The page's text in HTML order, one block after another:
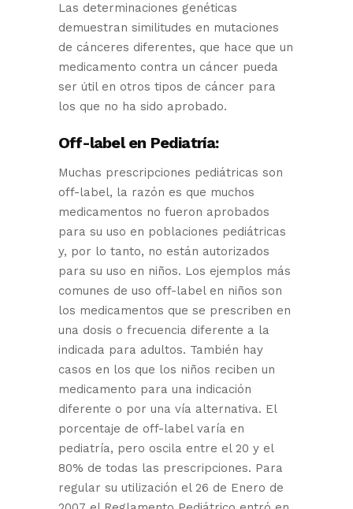
Las determinaciones genéticas
demuestran similitudes en mutaciones
de cánceres diferentes, que hace que un
medicamento contra un cáncer pueda
ser útil en otros tipos de cáncer para
los que no ha sido aprobado.
Off-label en Pediatría:
Muchas prescripciones pediátricas son
off-label, la razón es que muchos
medicamentos no fueron aprobados
para su uso en poblaciones pediátricas
y, por lo tanto, no están autorizados
para su uso en niños. Los ejemplos más
comunes de uso off-label en niños son
los medicamentos que se prescriben en
una dosis o frecuencia diferente a la
indicada para adultos. También hay
casos en los que los niños reciben un
medicamento para una indicación
diferente o por una vía alternativa. El
porcentaje de off-label varía en
pediatría, pero oscila entre el 20 y el
80% de todas las prescripciones. Para
regular su utilización el 26 de Enero de